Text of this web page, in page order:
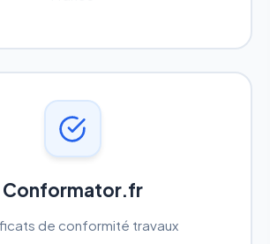
Conformator.fr
de conformité travaux